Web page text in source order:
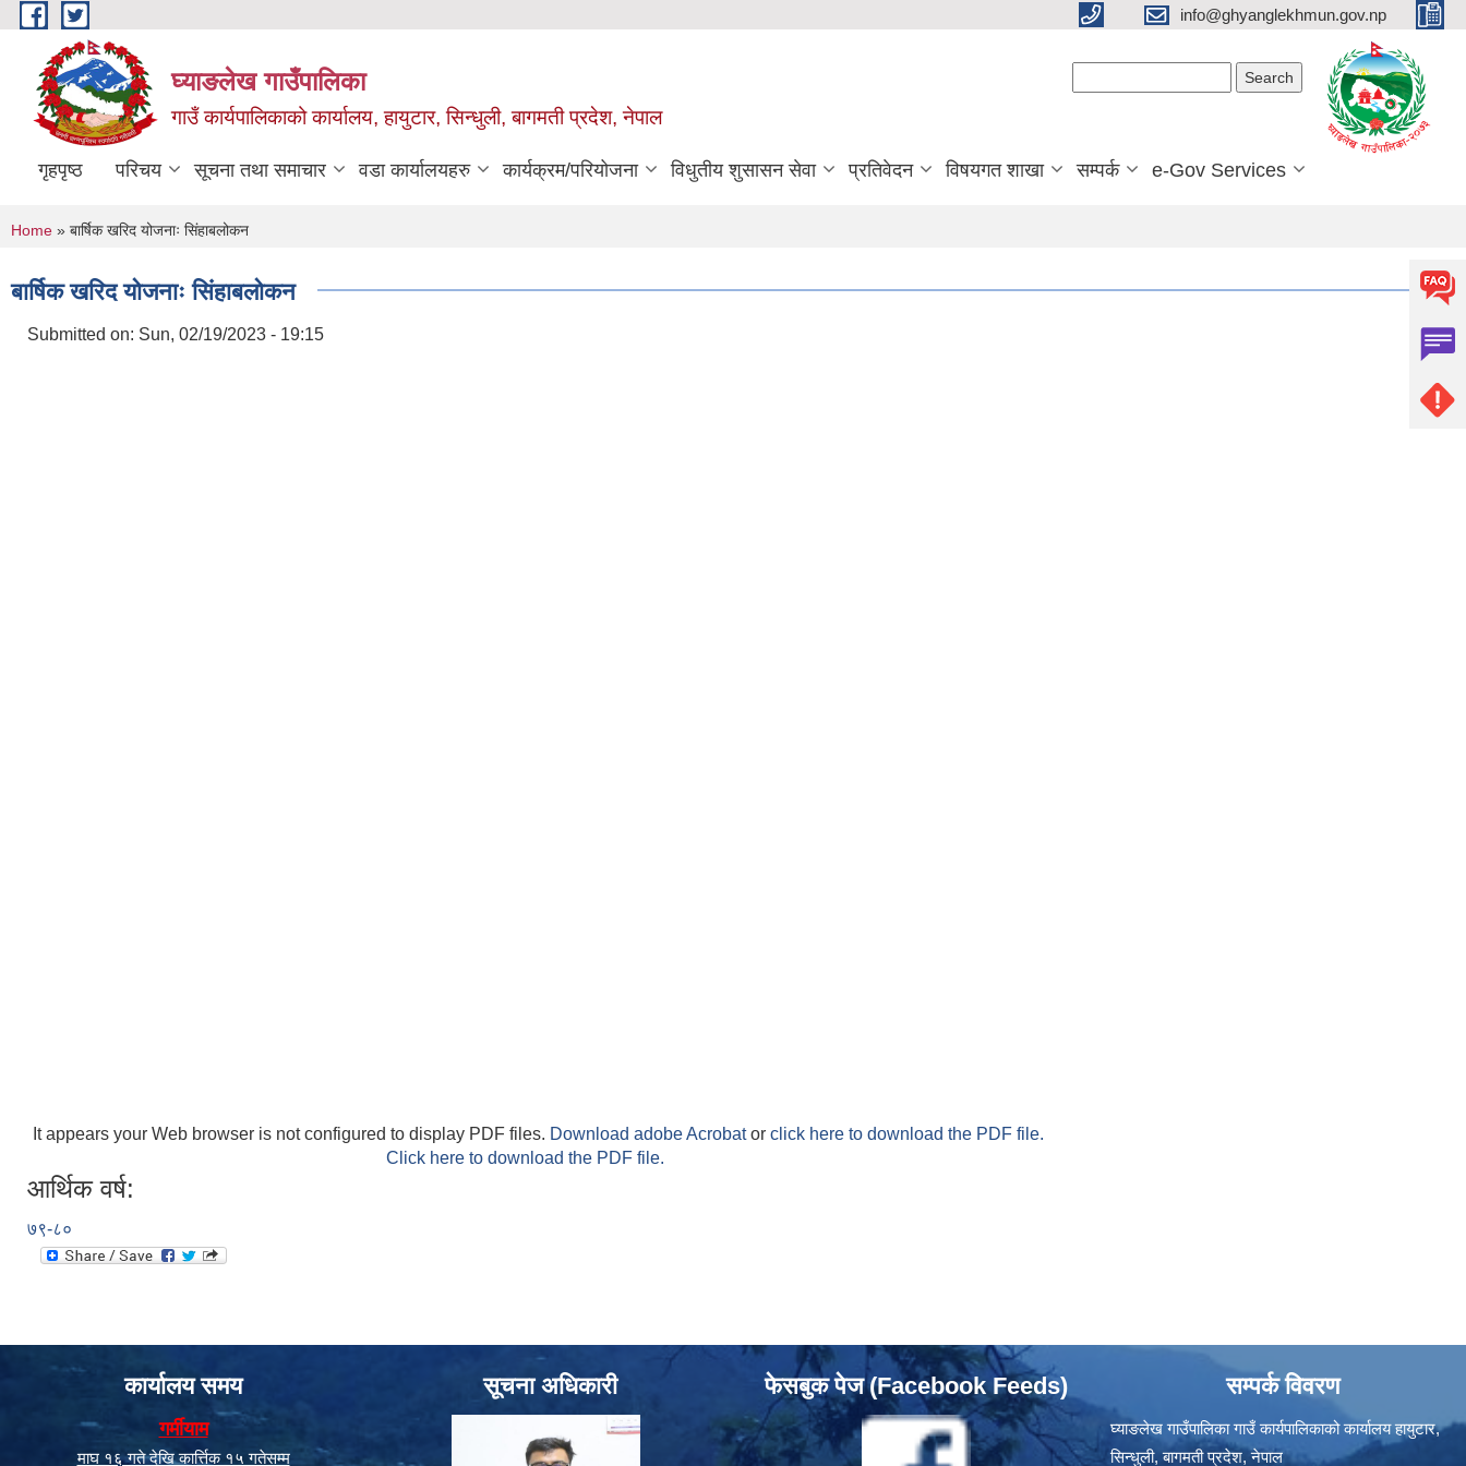
Skip to main content info@ghyanglekhmun.gov.np
घ्याङलेख गाउँपालिका
गाउँ कार्यपालिकाको कार्यालय, हायुटार, सिन्धुली, बागमती प्रदेश, नेपाल
गृहपृष्ठ परिचय सूचना तथा समाचार वडा कार्यालयहरु कार्यक्रम/परियोजना विधुतीय शुसासन सेवा प्रतिवेदन विषयगत शाखा सम्पर्क e-Gov Services
You are here
Home » बार्षिक खरिद योजनाः सिंहाबलोकन
बार्षिक खरिद योजनाः सिंहाबलोकन
Submitted on: Sun, 02/19/2023 - 19:15
It appears your Web browser is not configured to display PDF files. Download adobe Acrobator click here to download the PDF file.
Click here to download the PDF file.
आर्थिक वर्ष:
७९-८०
कार्यालय समय
गर्मीयाम
माघ १६ गते देखि कार्त्तिक १५ गतेसम्म
सूचना अधिकारी फेसबुक पेज (Facebook Feeds) सम्पर्क विवरण
घ्याङलेख गाउँपालिका गाउँ कार्यपालिकाको कार्यालय हायुटार,
सिन्धुली, बागमती प्रदेश, नेपाल